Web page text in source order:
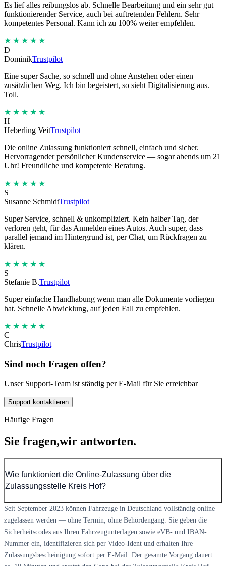
Es lief alles reibungslos ab. Schnelle Bearbeitung und ein sehr gut
funktionierender Service, auch bei auftretenden Fehlern. Sehr
kompetentes Personal. Kann ich zu 100% weiter empfehlen.
★★★★★
D
DominikTrustpilot
Eine super Sache, so schnell und ohne Anstehen oder einen
zusätzlichen Weg. Ich bin begeistert, so sieht Digitalisierung aus.
Toll.
★★★★★
H
Heberling VeitTrustpilot
Die online Zulassung funktioniert schnell, einfach und sicher.
Hervorragender persönlicher Kundenservice — sogar abends um 21
Uhr! Freundliche und kompetente Beratung.
★★★★★
S
Susanne SchmidtTrustpilot
Super Service, schnell & unkompliziert. Kein halber Tag, der
verloren geht, für das Anmelden eines Autos. Auch super, dass
parallel jemand im Hintergrund ist, per Chat, um Rückfragen zu
klären.
★★★★★
S
Stefanie B.Trustpilot
Super einfache Handhabung wenn man alle Dokumente vorliegen
hat. Schnelle Abwicklung, auf jeden Fall zu empfehlen.
★★★★★
C
ChrisTrustpilot
Sind noch Fragen offen?
Unser Support-Team ist ständig per E-Mail für Sie erreichbar
Support kontaktieren
Häufige Fragen
Sie fragen,wir antworten.
Wie funktioniert die Online-Zulassung über die
Zulassungsstelle Kreis Hof?
Seit September 2023 können Fahrzeuge in Deutschland vollständig online
zugelassen werden — ohne Termin, ohne Behördengang. Sie geben die
Sicherheitscodes aus Ihren Fahrzeugunterlagen sowie eVB- und IBAN-
Nummer ein, identifizieren sich per Video-Ident und erhalten Ihre
Zulassungsbescheinigung sofort per E-Mail. Der gesamte Vorgang dauert